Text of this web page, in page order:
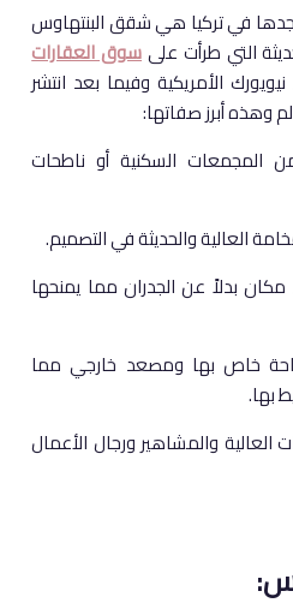
في تركيا هي شقق البنتهاوس
التي طرأت علىسوق العقارات
الأمريكية وفيما بعد انتشر
وهذه أبرز صفاتها:
المجمعات السكنية أو ناطحات
العالية والحديثة في التصميم.
بدلاً عن الجدران مما يمنحها
خاص بها ومصعد خارجي مما
بها.
العالية والمشاهير ورجال الأعمال